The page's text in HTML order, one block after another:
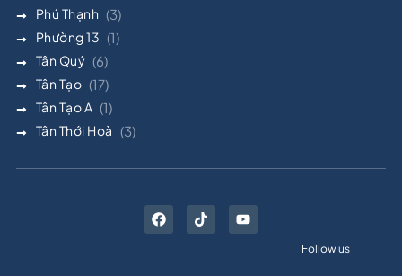
Phú Thạnh (3)
Phường 13 (1)
Tân Quý (6)
Tân Tạo (17)
Tân Tạo A (1)
Tân Thới Hoà (3)
Follow us